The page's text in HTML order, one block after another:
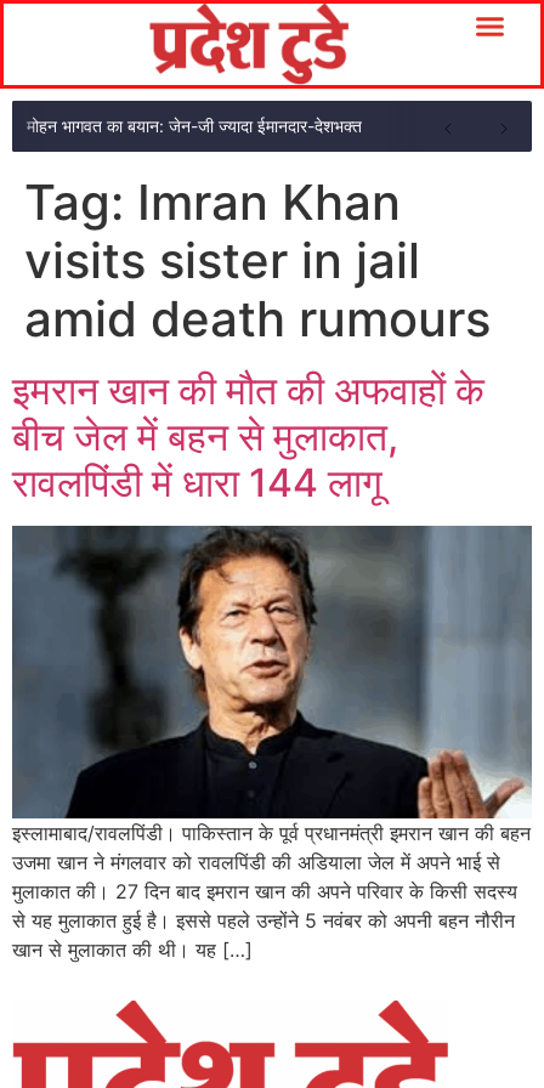
मोहन भागवत का बयान: जेन-जी ज्यादा ईमानदार-देशभक्त
Tag: Imran Khan
visits sister in jail
amid death rumours
इमरान खान की मौत की अफवाहों के
बीच जेल में बहन से मुलाकात,
रावलपिंडी में धारा 144 लागू
इस्लामाबाद/रावलपिंडी। पाकिस्तान के पूर्व प्रधानमंत्री इमरान खान की बहन
उजमा खान ने मंगलवार को रावलपिंडी की अडियाला जेल में अपने भाई से
मुलाकात की। 27 दिन बाद इमरान खान की अपने परिवार के किसी सदस्य
से यह मुलाकात हुई है। इससे पहले उन्होंने 5 नवंबर को अपनी बहन नौरीन
खान से मुलाकात की थी। यह […]